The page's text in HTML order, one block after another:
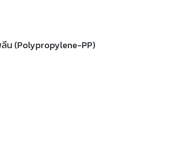
น (Polypropylene-PP)